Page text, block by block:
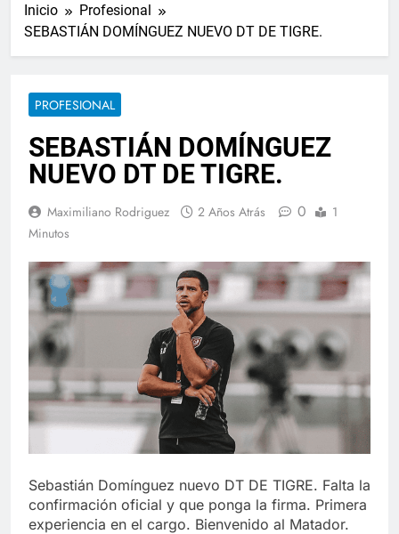
Inicio
Profesional
SEBASTIÁN DOMÍNGUEZ NUEVO DT DE TIGRE.
PROFESIONAL
SEBASTIÁN DOMÍNGUEZ
NUEVO DT DE TIGRE.
Maximiliano Rodriguez 2 Años Atrás 0
1
Minutos
Sebastián Domínguez nuevo DT DE TIGRE. Falta la
confirmación oficial y que ponga la firma. Primera
experiencia en el cargo. Bienvenido al Matador.